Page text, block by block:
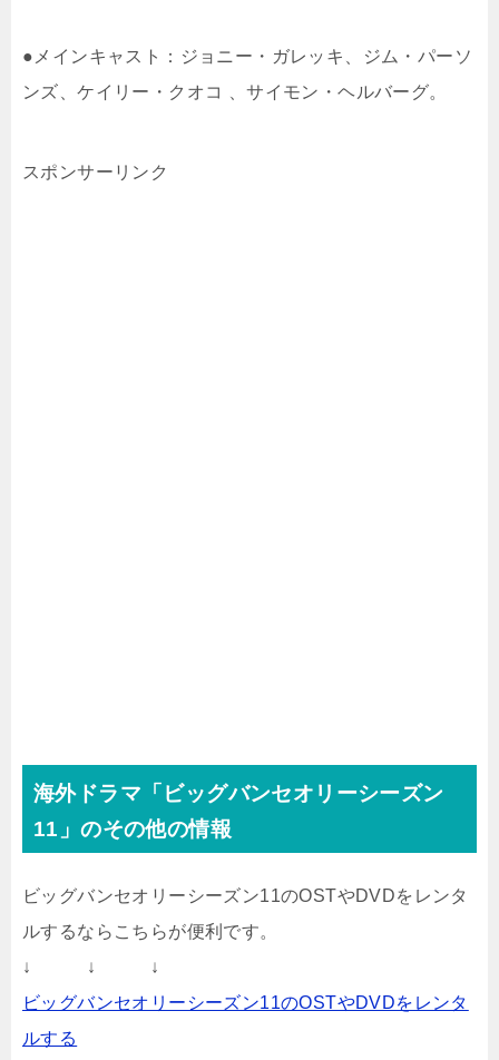
●メインキャスト：ジョニー・ガレッキ、ジム・パーソ
ンズ、ケイリー・クオコ 、サイモン・ヘルバーグ。
スポンサーリンク
海外ドラマ「ビッグバンセオリーシーズン
11」のその他の情報
ビッグバンセオリーシーズン11のOSTやDVDをレンタ
ルするならこちらが便利です。
↓ ↓ ↓
ビッグバンセオリーシーズン11のOSTやDVDをレンタ
ルする